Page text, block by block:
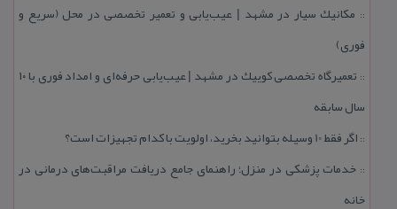
:: مكانیك سیار در مشهد | عیب‌یابی و تعمیر تخصصی در محل (سریع و
فوری)
::
تعمیرگاه تخصصی كوییك در مشهد | عیب‌یابی حرفه‌ای و امداد فوری با ۱۰
سال سابقه
:: اگر فقط 10 وسیله بتوانید بخرید، اولویت با كدام تجهیزات است؟
:: خدمات پزشكی در منزل؛ راهنمای جامع دریافت مراقبت‌های درمانی در
خانه